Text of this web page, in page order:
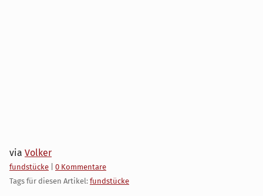
via Volker
Kategorien:
fundstücke
0 Kommentare
Tags für diesen Artikel: fundstücke